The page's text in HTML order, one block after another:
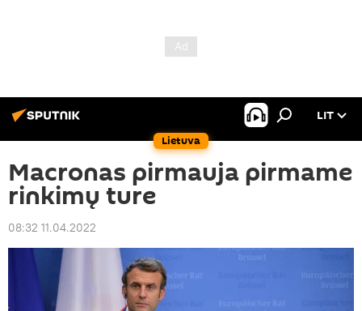
Lietuva
LIT
Macronas pirmauja pirmame
rinkimų ture
08:32 11.04.2022